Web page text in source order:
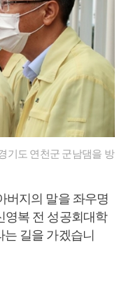
기도 연천군 군남댐을 방
버지의 말을 좌우명
영복 전 성공회대학
길을 가겠습니